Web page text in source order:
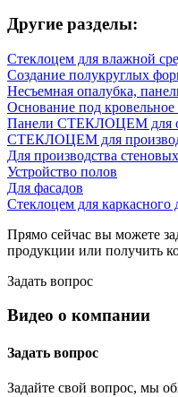
Другие разделы:
Стеклоцем для влажной
Создание полукруглых
Несъемная опалубка,
Основание под
Панели СТЕКЛОЦЕМ для
СТЕКЛОЦЕМ для
Для производства
Устройство полов
Для фасадов
Стеклоцем для каркасного
Прямо сейчас вы можете
продукции или получить
Задать вопрос
Видео о компании
Задать вопрос
Задайте свой вопрос, мы